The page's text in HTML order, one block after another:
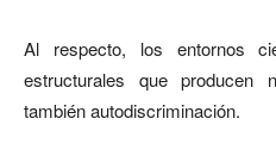
Al respecto, los entornos
estructurales que producen
también autodiscriminación.